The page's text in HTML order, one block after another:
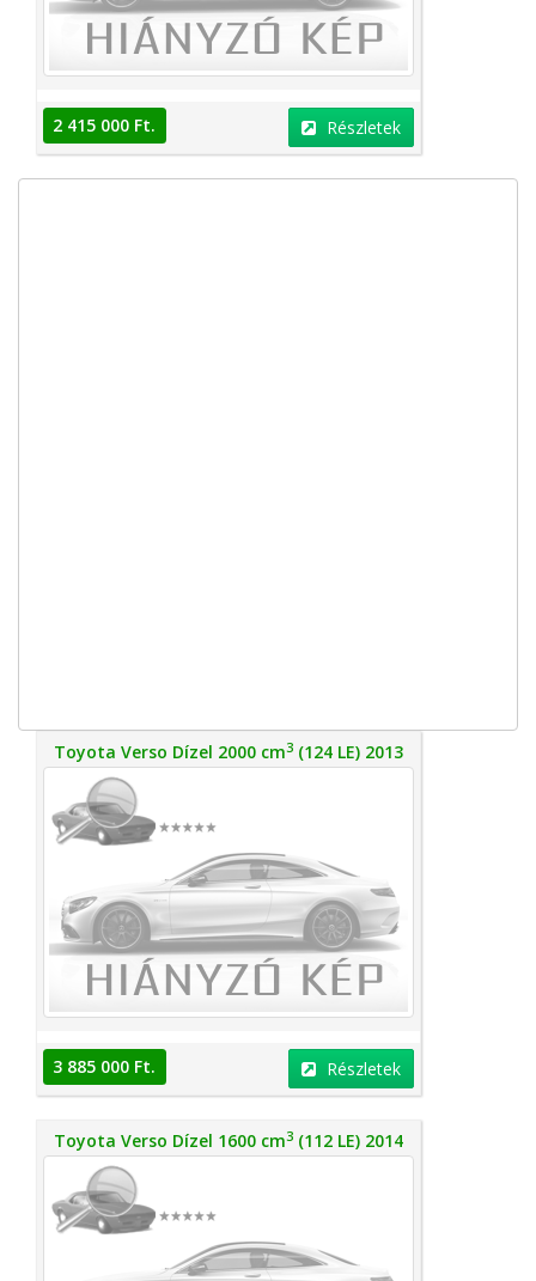
2 415 000 Ft. Részletek
Toyota Verso Dízel 2000 cm3 (124 LE) 2013
3 885 000 Ft. Részletek
Toyota Verso Dízel 1600 cm3 (112 LE) 2014